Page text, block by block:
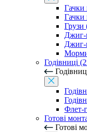
Гачки
Гачки
Грузи
Джиг-
Джиг-
Годівниці
Флет-
Готові
Готові